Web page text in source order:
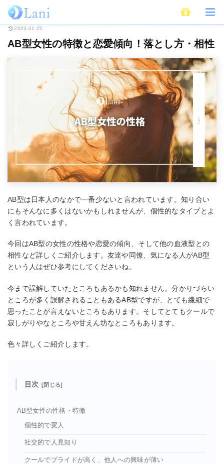
ホーム 占い AB型女性の特徴と恋愛傾向！落とし方・相性
2023.01.25
AB型女性の特徴と恋愛傾向！落とし方・相性
AB型は日本人のなかで一番少ないと言われています。知り合い
にもそんなに多くはないかもしれませんが、個性的なタイプとよ
く言われています。
今回はAB型の女性の性格や恋愛の傾向、そして他の血液型との
相性など詳しくご紹介します。友達や同僚、気になる人がAB型
という人はぜひ参考にしてくださいね。
今まで誤解していたところもあるかも知れません。分かりづらい
ところが多く誤解されることもあるAB型ですが、とても繊細で
思ったことが言えないところもあります。そしてとてもクールで
寂しがりやなところや甘えん坊なところもあります。
色々詳しくご紹介します。
目次
AB型女性の性格・特徴
個性的で変人
社交的で人見知り
クールでプライドが高く、他人への興味が薄い